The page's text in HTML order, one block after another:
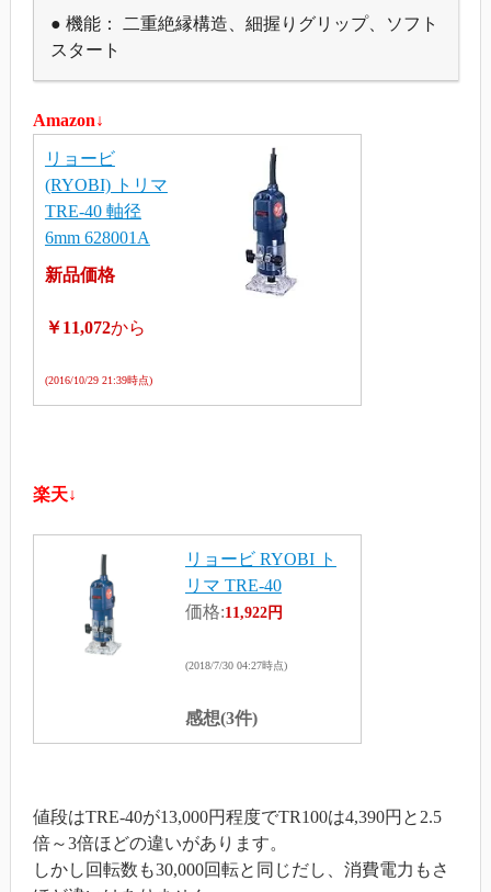
● 機能： 二重絶縁構造、細握りグリップ、ソフト
スタート
Amazon↓
リョービ
(RYOBI) トリマ
TRE-40 軸径
6mm 628001A
新品価格
￥11,072から
(2016/10/29 21:39時点)
楽天↓
リョービ RYOBI ト
リマ TRE-40
価格:11,922円
(2018/7/30 04:27時点)
感想(3件)
値段はTRE-40が13,000円程度でTR100は4,390円と2.5
倍～3倍ほどの違いがあります。
しかし回転数も30,000回転と同じだし、消費電力もさ